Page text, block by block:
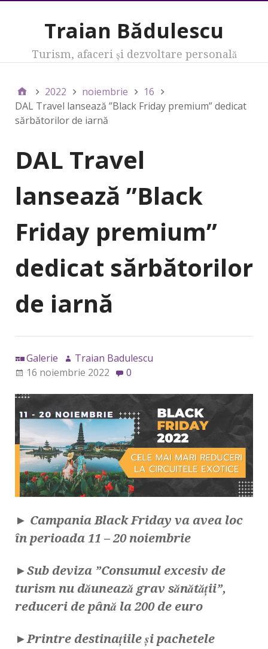
Traian Bădulescu
Turism, afaceri şi dezvoltare personală
2022 noiembrie
16
DAL Travel lansează ”Black Friday premium” dedicat
sărbătorilor de iarnă
DAL Travel
lansează ”Black
Friday premium”
dedicat sărbătorilor
de iarnă
Galerie
Traian Badulescu
16 noiembrie 2022
0
► Campania Black Friday va avea loc
în perioada 11 – 20 noiembrie
►Sub deviza ”Consumul excesiv de
turism nu dăunează grav sănătății”,
reduceri de până la 200 de euro
►Printre destinațiile și pachetele